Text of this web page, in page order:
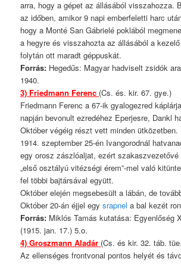
arra, hogy a gépet az állásából visszahozza.
az időben, amikor 9 napi emberfeletti harc
hogy a Monté San Gábrielé poklából
a hegyre és visszahozta az állásából a
folytán ott maradt géppuskát.
Forrás: Hegedűs: Magyar hadviselt zsidók
1940.
3) Friedmann Ferenc (Cs. és. kir. 67. gye.)
Friedmann Ferenc a 67-ik gyalogezred
napján bevonult ezredéhez Eperjesre, Dankl
Október végéig részt vett minden ütközetben.
1914. szeptember 25-én Ivangorodnál
egy orosz zászlóaljat, ezért
„első osztályú vitézségi érem”-mel való
fel többi bajtársával együtt.
Október elején megsebesült a lábán, de
Október 20-án éjjel egysrapnel a bal kezét
Forrás: Miklós Tamás kutatása: Egyenlőség
(1915. jan. 17.) 5.o.
4) Groszmann Aladár (Cs. és kir. 32. táb.
Az ellenséges frontvonal pontos helyét és